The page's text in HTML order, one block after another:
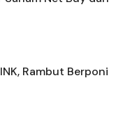
Rambut Berponi